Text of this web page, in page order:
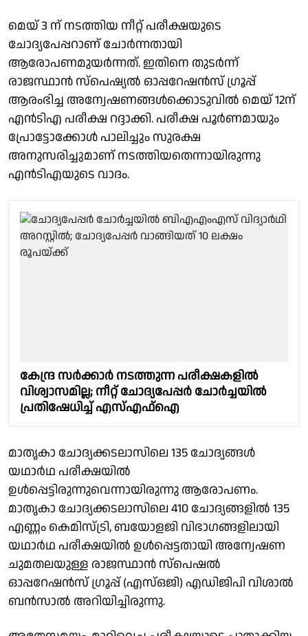
മെയ് 3 ന് നടത്തിയ നീറ്റ് പരീക്ഷയുടെ
ചോദ്യപേപ്പറാണ് ചോർന്നതായി
ആരോപണമുയർന്നത്. ഇതിനെ തുടർന്ന്
രാജസ്ഥാൻ സ്പെഷ്യൽ ഓപ്പറേഷൻസ് ഗ്രൂപ്പ്
ആരംഭിച്ച അന്വേഷണങ്ങൾക്കൊടുവിൽ മെയ് 12ന്
എൻടിഎ പരീക്ഷ റദ്ദാക്കി. പരീക്ഷ പൂർണമായും
പ്രോട്ടോക്കോൾ പാലിച്ചും സുരക്ഷ
അനുസരിച്ചുമാണ് നടത്തിയതെന്നായിരുന്നു
എൻടിഎയുടെ വാദം.
കേന്ദ്ര സര്‍ക്കാര്‍ നടത്തുന്ന പരീക്ഷകളില്‍
വിശ്വാസമില്ല; നീറ്റ് ചോദ്യപേപ്പർ ചോർച്ചയിൽ
പ്രതിഷേധിച്ച് എസ്എഫ്ഐ
മാതൃകാ ചോദ്യക്കടലാസിലെ 135 ചോദ്യങ്ങൾ
യഥാർഥ പരീക്ഷയിൽ
ഉൾപ്പെട്ടിരുന്നുവെന്നായിരുന്നു ആരോപണം.
മാതൃകാ ചോദ്യക്കടലാസിലെ 410 ചോദ്യങ്ങളിൽ 135
എണ്ണം കെമിസ്ട്രി, ബയോളജി വിഭാഗങ്ങളിലായി
യഥാർഥ പരീക്ഷയിൽ ഉൾപ്പെട്ടതായി അന്വേഷണ
ചുമതലയുള്ള രാജസ്ഥാൻ സ്പെഷൽ
ഓപ്പറേഷൻസ് ഗ്രൂപ്പ് (എസ്ഒജി) എഡിജിപി വിശാൽ
ബൻസാൽ അറിയിച്ചിരുന്നു.